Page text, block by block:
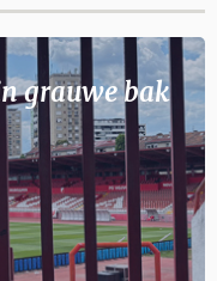
grauwe bak